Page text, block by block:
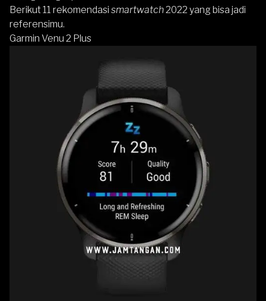
Berikut 11 rekomendasi smartwatch2022 yang bisa jadi
referensimu.
Garmin Venu 2 Plus